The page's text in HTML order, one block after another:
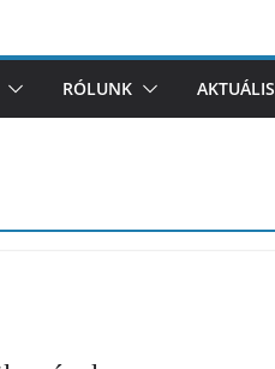
RÓLUNK AKTUÁLIS